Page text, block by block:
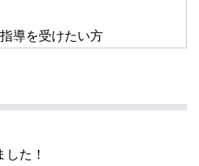
導を受けたい方
した！